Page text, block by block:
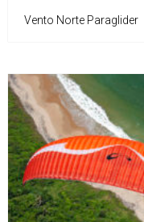
Vento Norte Paraglider